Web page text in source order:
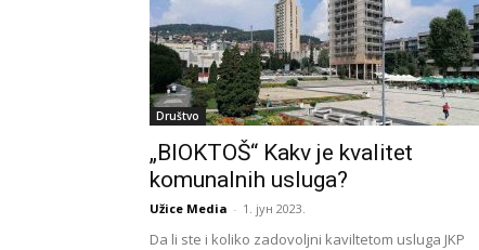
Društvo
„BIOKTOŠ“ Kakv je kvalitet
komunalnih usluga?
Užice Media - 1. јун 2023.
Da li ste i koliko zadovoljni kaviltetom usluga JKP